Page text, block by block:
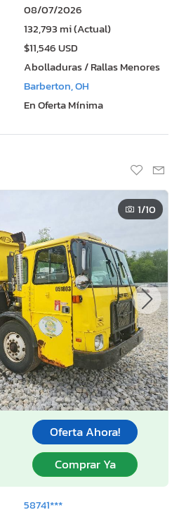
08/07/2026
132,793 mi (Actual)
$11,546 USD
Abolladuras / Rallas Menores
Barberton, OH
En Oferta Mínima
1/10
Oferta Ahora!
Comprar Ya
58741***